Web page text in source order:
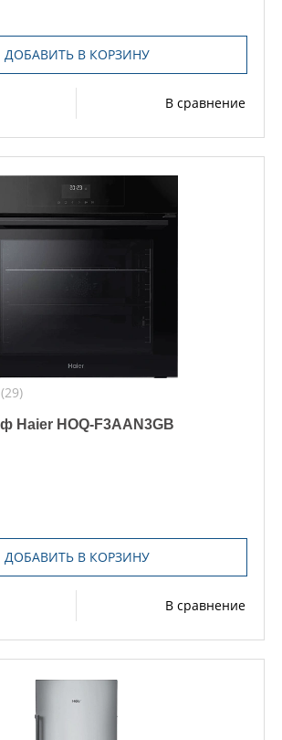
ДОБАВИТЬ В КОРЗИНУ
В сравнение
(29)
Haier HOQ-F3AAN3GB
ДОБАВИТЬ В КОРЗИНУ
В сравнение